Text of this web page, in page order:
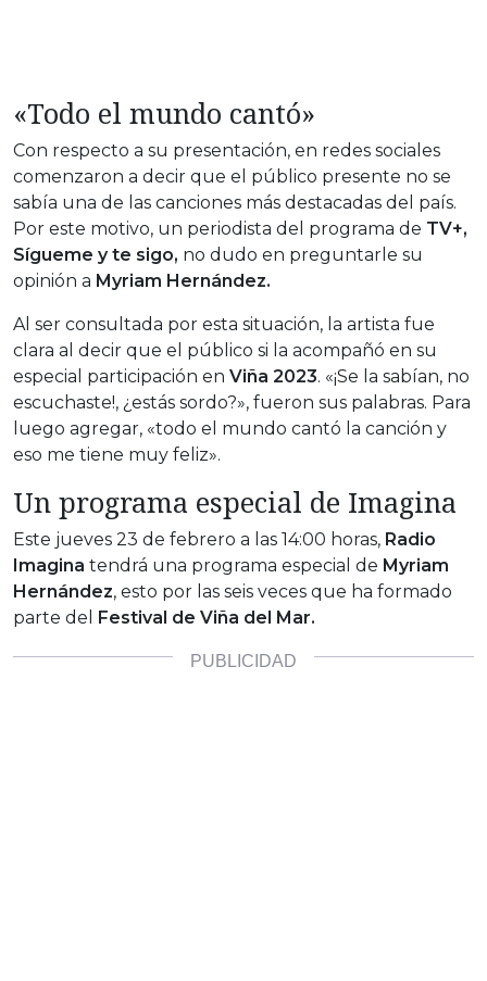
«Todo el mundo cantó»
Con respecto a su presentación, en redes sociales
comenzaron a decir que el público presente no se
sabía una de las canciones más destacadas del país.
Por este motivo, un periodista del programa de TV+,
Sígueme y te sigo, no dudo en preguntarle su
opinión a Myriam Hernández.
Al ser consultada por esta situación, la artista fue
clara al decir que el público si la acompañó en su
especial participación en Viña 2023. «¡Se la sabían, no
escuchaste!, ¿estás sordo?», fueron sus palabras. Para
luego agregar, «todo el mundo cantó la canción y
eso me tiene muy feliz».
Un programa especial de Imagina
Este jueves 23 de febrero a las 14:00 horas, Radio
Imagina tendrá una programa especial de Myriam
Hernández, esto por las seis veces que ha formado
parte del
Festival de Viña del Mar.